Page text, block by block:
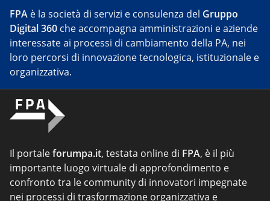
FPA è la società di servizi e consulenza del Gruppo
Digital 360 che accompagna amministrazioni e aziende
interessate ai processi di cambiamento della PA, nei
loro percorsi di innovazione tecnologica, istituzionale e
organizzativa.
Il portaleforumpa.it, testata online di FPA, è il più
importante luogo virtuale di approfondimento e
confronto tra le community di innovatori impegnate
nei processi di trasformazione organizzativa e